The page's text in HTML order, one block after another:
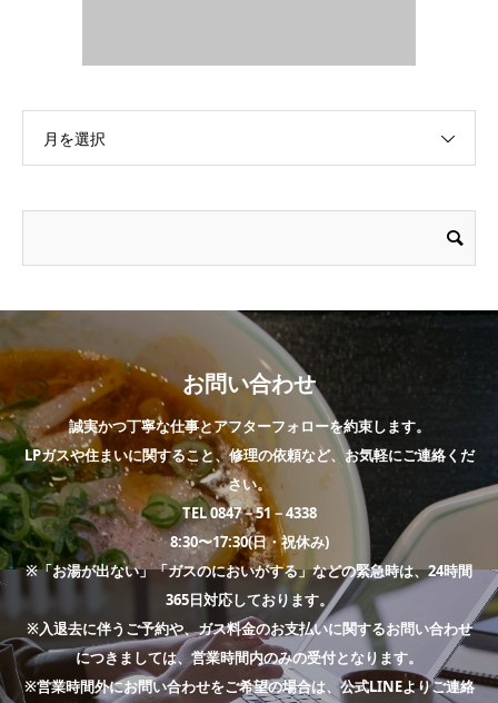
月を選択
お問い合わせ
誠実かつ丁寧な仕事とアフターフォローを約束します。
LPガスや住まいに関すること、修理の依頼など、お気軽にご連絡くだ
さい。
TEL 0847－51－4338
8:30〜17:30(日・祝休み)
※「お湯が出ない」「ガスのにおいがする」などの緊急時は、24時間
365日対応しております。
※入退去に伴うご予約や、ガス料金のお支払いに関するお問い合わせ
につきましては、営業時間内のみの受付となります。
※営業時間外にお問い合わせをご希望の場合は、公式LINEよりご連絡